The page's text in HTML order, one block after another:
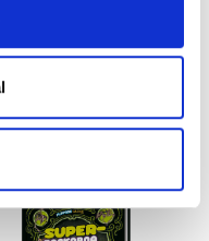
kategori